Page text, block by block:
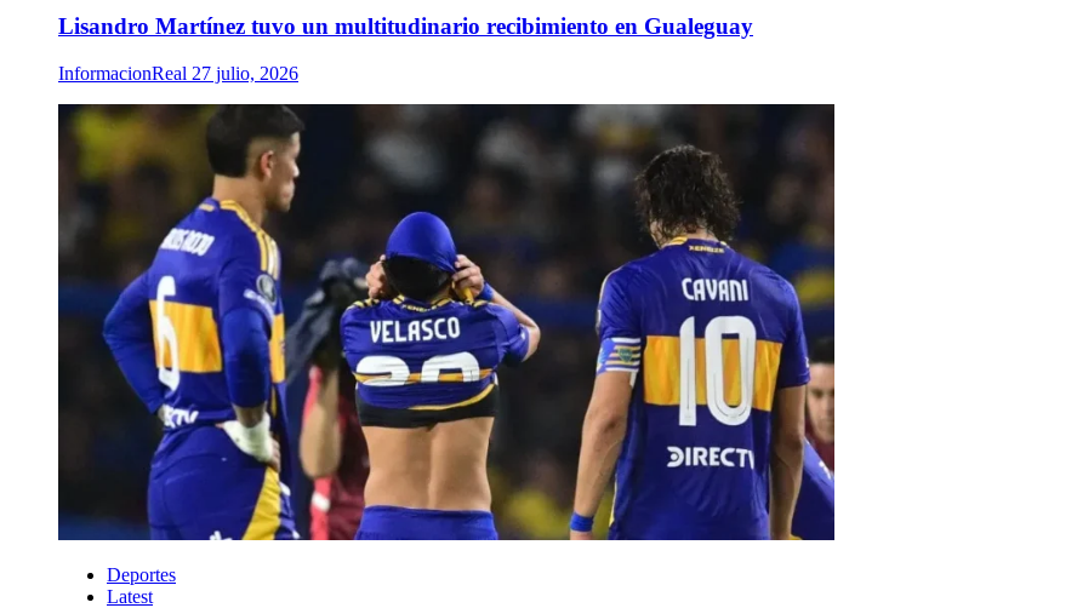
Lisandro Martínez tuvo un multitudinario recibimiento en Gualeguay
InformacionReal 27 julio, 2026
Deportes
Latest